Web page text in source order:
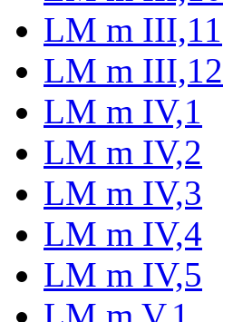
LM m III,11
LM m III,12
LM m IV,1
LM m IV,2
LM m IV,3
LM m IV,4
LM m IV,5